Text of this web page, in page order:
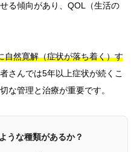
る傾向があり、QOL（生活の
自然寛解（症状が落ち着く）す
さんでは5年以上症状が続くこ
な管理と治療が重要です。
うな種類があるか？